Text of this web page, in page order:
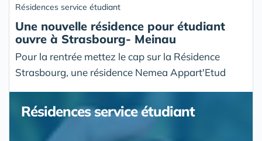
Résidences service étudiant
Une nouvelle résidence pour étudiant
ouvre à Strasbourg- Meinau
Pour la rentrée mettez le cap sur la Résidence
Strasbourg, une résidence Nemea Appart'Etud
Résidences service étudiant